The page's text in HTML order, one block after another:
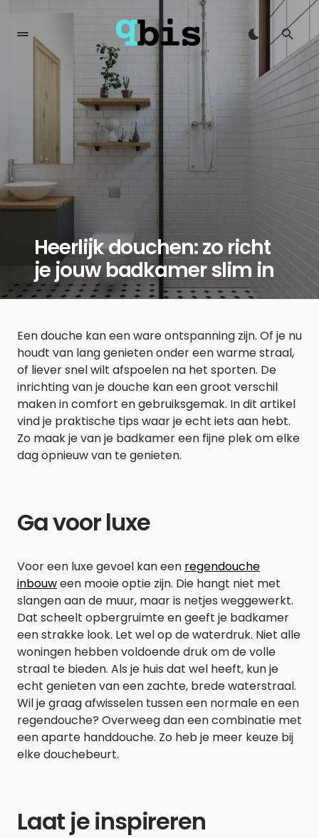
Heerlijk douchen: zo richt
je jouw badkamer slim in
Een douche kan een ware ontspanning zijn. Of je nu
houdt van lang genieten onder een warme straal,
of liever snel wilt afspoelen na het sporten. De
inrichting van je douche kan een groot verschil
maken in comfort en gebruiksgemak. In dit artikel
vind je praktische tips waar je echt iets aan hebt.
Zo maak je van je badkamer een fijne plek om elke
dag opnieuw van te genieten.
Ga voor luxe
Voor een luxe gevoel kan een regendouche
inbouween mooie optie zijn. Die hangt niet met
slangen aan de muur, maar is netjes weggewerkt.
Dat scheelt opbergruimte en geeft je badkamer
een strakke look. Let wel op de waterdruk. Niet alle
woningen hebben voldoende druk om de volle
straal te bieden. Als je huis dat wel heeft, kun je
echt genieten van een zachte, brede waterstraal.
Wil je graag afwisselen tussen een normale en een
regendouche? Overweeg dan een combinatie met
een aparte handdouche. Zo heb je meer keuze bij
elke douchebeurt.
Laat je inspireren